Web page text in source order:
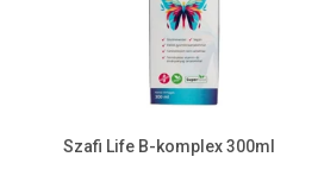
Szafi Life B-komplex 300ml